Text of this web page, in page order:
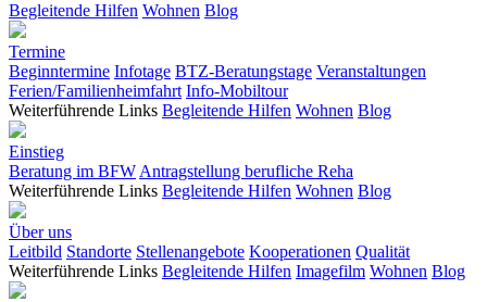
Begleitende Hilfen Wohnen Blog
Termine
Beginntermine Infotage BTZ-Beratungstage Veranstaltungen
Ferien/Familienheimfahrt Info-Mobiltour
Weiterführende Links Begleitende Hilfen Wohnen Blog
Einstieg
Beratung im BFWAntragstellung berufliche Reha
Weiterführende Links Begleitende Hilfen Wohnen Blog
Über uns
Leitbild Standorte Stellenangebote Kooperationen Qualität
Weiterführende Links Begleitende Hilfen Imagefilm Wohnen Blog